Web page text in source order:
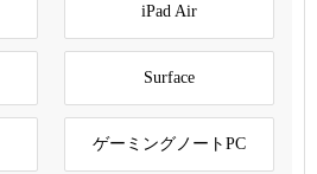
iPad Air
Surface
ゲーミングノートPC